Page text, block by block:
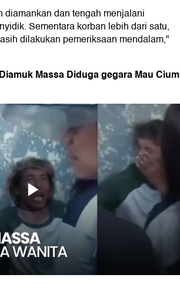
diamankan dan tengah menjalani
Sementara korban lebih dari satu,
dilakukan pemeriksaan mendalam,"
Massa Diduga gegara Mau Cium